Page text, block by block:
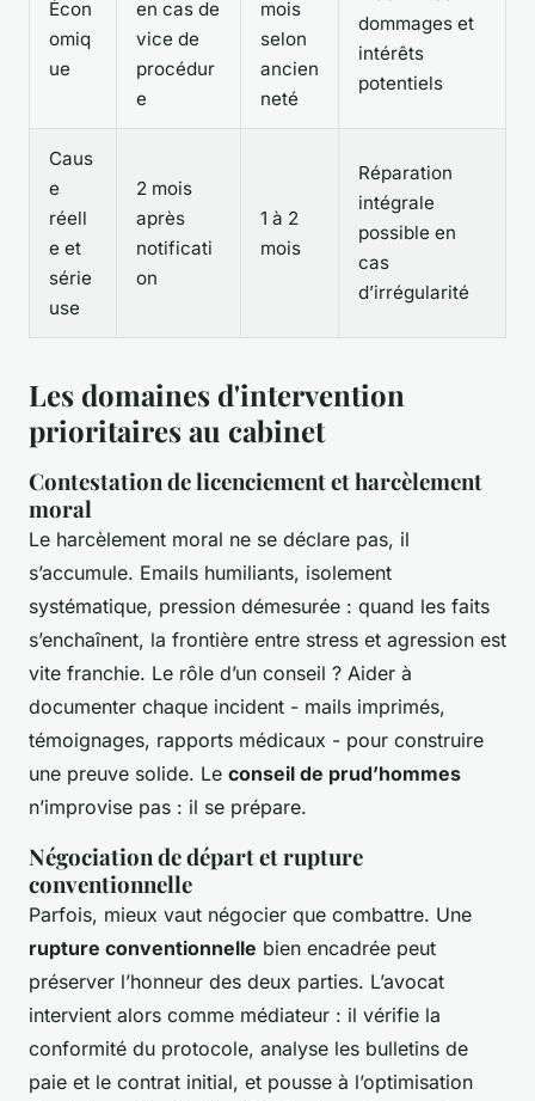
Écon
omiq
ue
en cas de
vice de
procédur
e
mois
selon
ancien
neté
dommages et
intérêts
potentiels
Caus
e
réell
e et
série
use
2 mois
après
notificati
on
1 à 2
mois
Réparation
intégrale
possible en
cas
d’irrégularité
Les domaines d'intervention
prioritaires au cabinet
Contestation de licenciement et harcèlement
moral
Le harcèlement moral ne se déclare pas, il
s’accumule. Emails humiliants, isolement
systématique, pression démesurée : quand les faits
s’enchaînent, la frontière entre stress et agression est
vite franchie. Le rôle d’un conseil ? Aider à
documenter chaque incident - mails imprimés,
témoignages, rapports médicaux - pour construire
une preuve solide. Le conseil de prud’hommes
n’improvise pas : il se prépare.
Négociation de départ et rupture
conventionnelle
Parfois, mieux vaut négocier que combattre. Une
rupture conventionnelle bien encadrée peut
préserver l’honneur des deux parties. L’avocat
intervient alors comme médiateur : il vérifie la
conformité du protocole, analyse les bulletins de
paie et le contrat initial, et pousse à l’optimisation